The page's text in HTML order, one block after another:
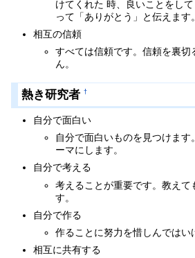
けてくれた 時、良いことをし
って「ありがとう」と伝えます。
相互の信頼
すべては信頼です。信頼を裏
ん。
熱き研究者 †
自分で面白い
自分で面白いものを見つけま
ーマにします。
自分で考える
考えることが重要です。教えて
す。
自分で作る
作ることに努力を惜しんではい
相互に共有する